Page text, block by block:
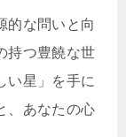
的な問いと向
持つ豊饒な世
い星」を手に
、あなたの心